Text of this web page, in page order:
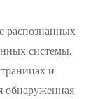
распознанных
системы.
и
обнаруженная